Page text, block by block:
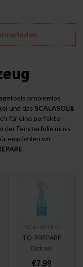
problemlos
und das SCALASOL®
für eine perfekte
der Fensterfolie muss
empfehlen wir
.
SCALASOL®
TO-PREPARE
Optional
€7,99